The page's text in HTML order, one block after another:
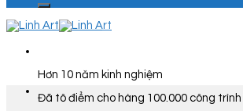
Hơn 10 năm kinh nghiệm
Đã tô điểm cho hàng 100.000 công trình